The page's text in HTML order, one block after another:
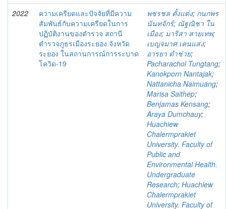
2022
ความเครียดและปัจจัยที่มีความ
สัมพันธ์กับความเครียดในการ
ปฏิบัติงานของตำรวจ สถานี
ตำรวจภูธรเมืองระยอง จังหวัด
ระยอง ในสถานการณ์การระบาด
โควิด-19
พชรชล ตั้งแต่ง; กนกพร
นันทจักร์; ณัฐณิชา ใน
เมือง; มาริสา สายเทพ;
เบญจมาศ เคนแสง;
อารยา ดำช่วย;
Pacharachol Tungtang;
Kanokporn Nantajak;
Nattanicha Naimuang;
Marisa Saithep;
Benjamas Kensang;
Araya Dumchauy;
Huachiew
Chalermprakiet
University. Faculty of
Public and
Environmental Health.
Undergraduate
Research; Huachiew
Chalermprakiet
University. Faculty of